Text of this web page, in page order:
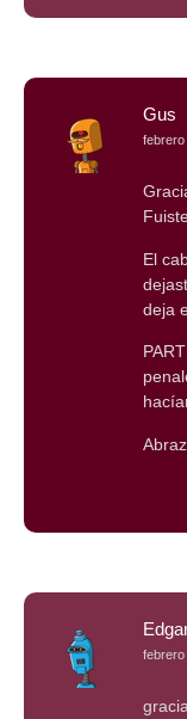
Gus
febrero
El
deja
febrero